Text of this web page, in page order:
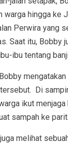
warga hingga ke
Perwira yang
Saat itu, Bobby
ibu tentang
mengatakan
Di
ikut
sampah ke parit.
melihat